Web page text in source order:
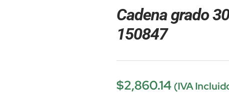
Cadena grado
150847
$2,860.14 (IVA